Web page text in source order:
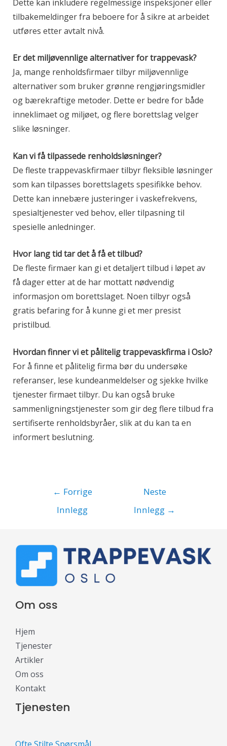
Dette kan inkludere regelmessige inspeksjoner eller
tilbakemeldinger fra beboere for å sikre at arbeidet
utføres etter avtalt nivå.
Er det miljøvennlige alternativer for trappevask?
Ja, mange renholdsfirmaer tilbyr miljøvennlige
alternativer som bruker grønne rengjøringsmidler
og bærekraftige metoder. Dette er bedre for både
inneklimaet og miljøet, og flere borettslag velger
slike løsninger.
Kan vi få tilpassede renholdsløsninger?
De fleste trappevaskfirmaer tilbyr fleksible løsninger
som kan tilpasses borettslagets spesifikke behov.
Dette kan innebære justeringer i vaskefrekvens,
spesialtjenester ved behov, eller tilpasning til
spesielle anledninger.
Hvor lang tid tar det å få et tilbud?
De fleste firmaer kan gi et detaljert tilbud i løpet av
få dager etter at de har mottatt nødvendig
informasjon om borettslaget. Noen tilbyr også
gratis befaring for å kunne gi et mer presist
pristilbud.
Hvordan finner vi et pålitelig trappevaskfirma i Oslo?
For å finne et pålitelig firma bør du undersøke
referanser, lese kundeanmeldelser og sjekke hvilke
tjenester firmaet tilbyr. Du kan også bruke
sammenligningstjenester som gir deg flere tilbud fra
sertifiserte renholdsbyråer, slik at du kan ta en
informert beslutning.
← Forrige
Innlegg
Neste
Innlegg →
Om oss
Hjem
Tjenester
Artikler
Om oss
Kontakt
Tjenesten